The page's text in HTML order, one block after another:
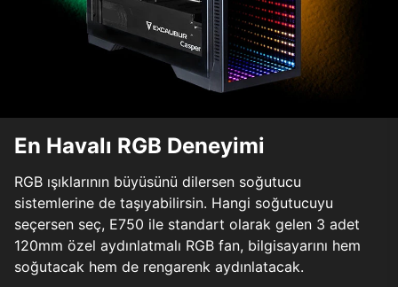
En Havalı RGB Deneyimi
RGB ışıklarının büyüsünü dilersen soğutucu
sistemlerine de taşıyabilirsin. Hangi soğutucuyu
seçersen seç, E750 ile standart olarak gelen 3 adet
120mm özel aydınlatmalı RGB fan, bilgisayarını hem
soğutacak hem de rengarenk aydınlatacak.